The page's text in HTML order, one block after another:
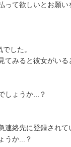
て欲しいとお願
した。
みると彼女がい
しょうか...？
絡先に登録されて
うか...？